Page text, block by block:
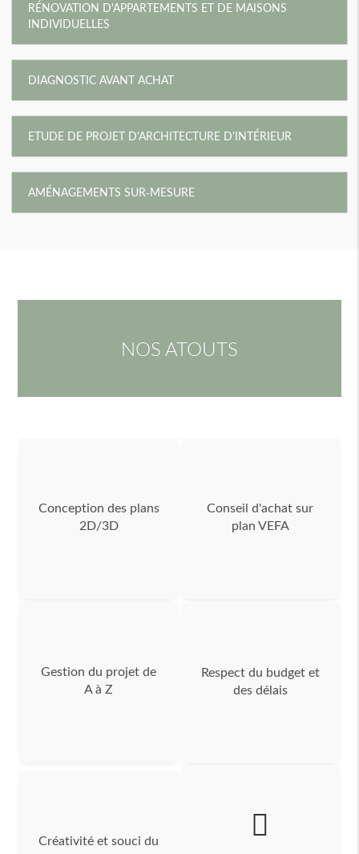
RÉNOVATION D'APPARTEMENTS ET DE MAISONS
INDIVIDUELLES
DIAGNOSTIC AVANT ACHAT
ETUDE DE PROJET D'ARCHITECTURE D'INTÉRIEUR
AMÉNAGEMENTS SUR-MESURE
NOS ATOUTS
Conception des plans
2D/3D
Conseil d'achat sur
plan VEFA
Gestion du projet de
A à Z
Respect du budget et
des délais
Créativité et souci du